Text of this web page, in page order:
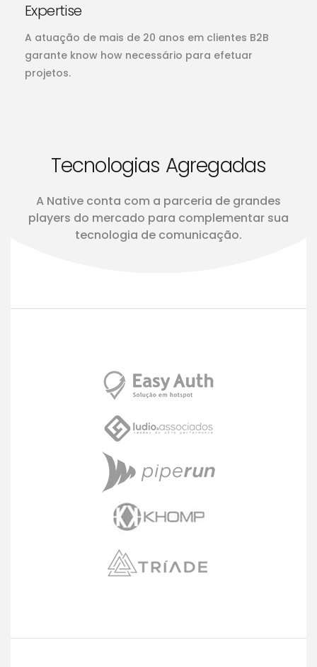
Expertise
A atuação de mais de 20 anos em clientes B2B
garante know how necessário para efetuar
projetos.
Tecnologias Agregadas
A Native conta com a parceria de grandes
players do mercado para complementar sua
tecnologia de comunicação.